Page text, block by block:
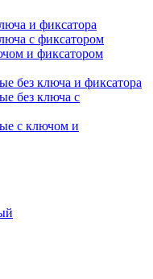
и фиксатора
с фиксатором
и фиксатором
без ключа и фиксатора
без ключа с
с ключом и